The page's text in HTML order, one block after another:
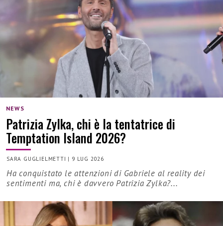
NEWS
Patrizia Zylka, chi è la tentatrice di
Temptation Island 2026?
SARA GUGLIELMETTI | 9 LUG 2026
Ha conquistato le attenzioni di Gabriele al reality dei
sentimenti ma, chi è davvero Patrizia Zylka?...